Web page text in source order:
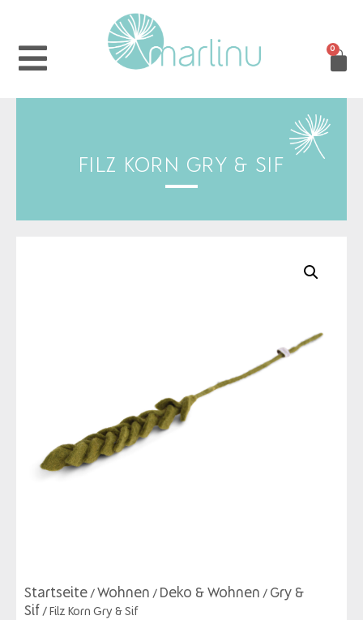
0
FILZ KORN GRY & SIF
Startseite / Wohnen / Deko & Wohnen / Gry &
Sif / Filz Korn Gry & Sif